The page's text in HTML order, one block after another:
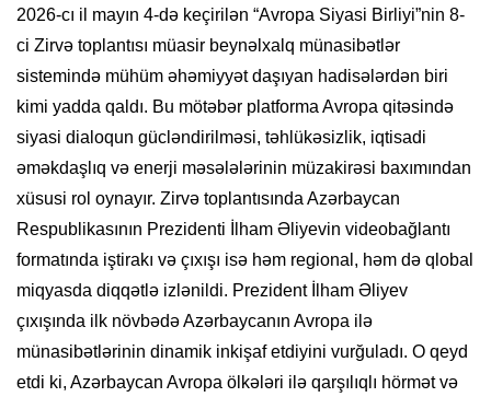
2026-cı il mayın 4-də keçirilən “Avropa Siyasi Birliyi”nin 8-
ci Zirvə toplantısı müasir beynəlxalq münasibətlər
sistemində mühüm əhəmiyyət daşıyan hadisələrdən biri
kimi yadda qaldı. Bu mötəbər platforma Avropa qitəsində
siyasi dialoqun gücləndirilməsi, təhlükəsizlik, iqtisadi
əməkdaşlıq və enerji məsələlərinin müzakirəsi baxımından
xüsusi rol oynayır. Zirvə toplantısında Azərbaycan
Respublikasının Prezidenti İlham Əliyevin videobağlantı
formatında iştirakı və çıxışı isə həm regional, həm də qlobal
miqyasda diqqətlə izlənildi. Prezident İlham Əliyev
çıxışında ilk növbədə Azərbaycanın Avropa ilə
münasibətlərinin dinamik inkişaf etdiyini vurğuladı. O qeyd
etdi ki, Azərbaycan Avropa ölkələri ilə qarşılıqlı hörmət və